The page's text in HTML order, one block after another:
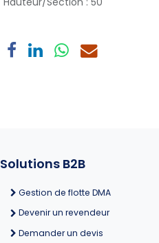
Solutions B2B
Gestion de flotte DMA
Devenir un revendeur
Demander un devis